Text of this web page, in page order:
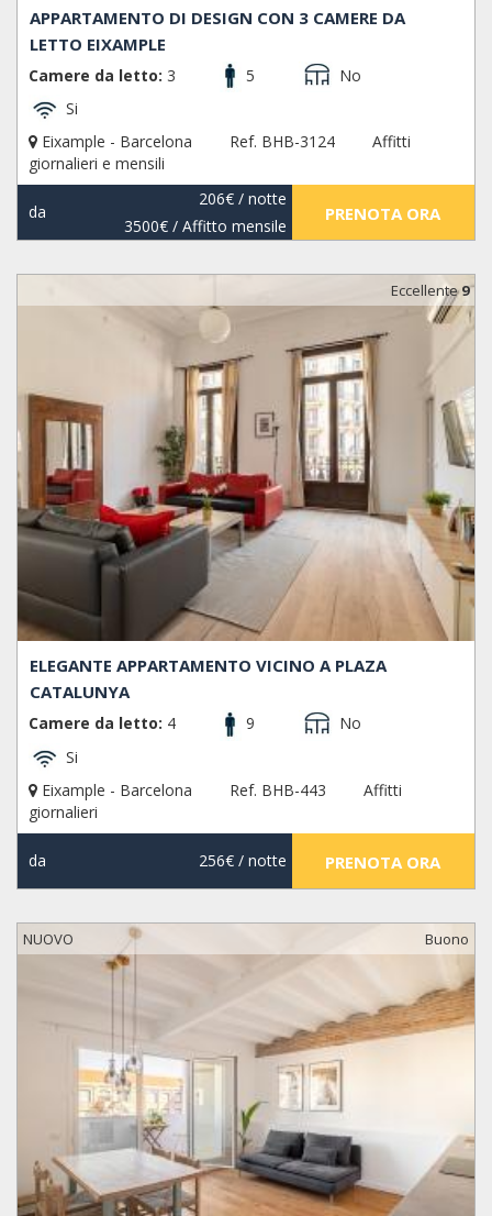
APPARTAMENTO DI DESIGN CON 3 CAMERE DA
LETTO EIXAMPLE
Camere da letto: 3 5
No
Si
Eixample - Barcelona
Ref. BHB-3124
Affitti
giornalieri e mensili
da
206€/ notte
3500€/ Affitto mensile
PRENOTA ORA
Eccellente9
ELEGANTE APPARTAMENTO VICINO A PLAZA
CATALUNYA
Camere da letto: 4 9
No
Si
Eixample - Barcelona
Ref. BHB-443
Affitti
giornalieri
da 256€/ notte PRENOTA ORA
NUOVO Buono